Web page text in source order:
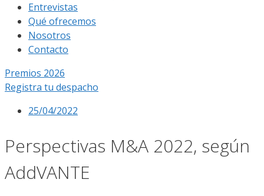
Entrevistas
Qué ofrecemos
Nosotros
Contacto
Premios 2026
Registra tu despacho
25/04/2022
Perspectivas M&A 2022, según
AddVANTE